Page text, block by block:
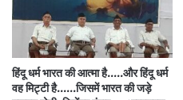
हिंदू धर्म भारत की आत्मा है…..और हिंदू धर्म
वह मिट्टी है……जिसमें भारत की जड़े